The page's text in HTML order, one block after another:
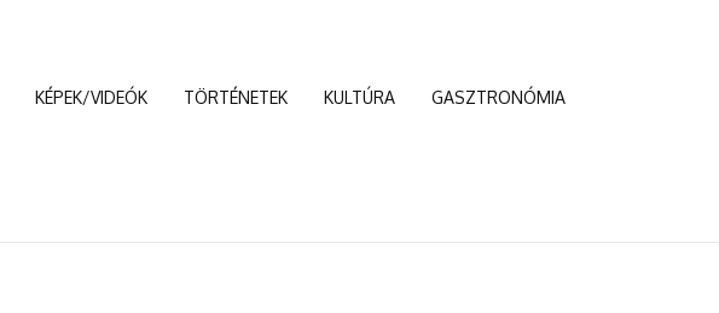
KÉPEK/VIDEÓK TÖRTÉNETEK KULTÚRA GASZTRONÓMIA